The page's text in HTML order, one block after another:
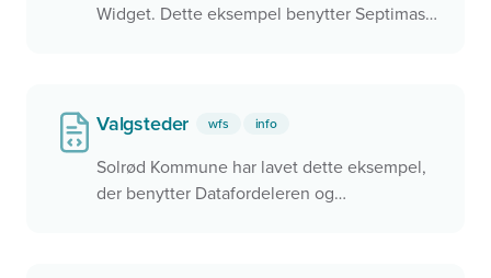
Widget. Dette eksempel benytter Septimas
Valgsteder wfs info
Solrød Kommune har lavet dette eksempel,
der benytter Datafordeleren og